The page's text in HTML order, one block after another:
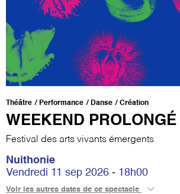
Théâtre Performance Danse Création
WEEKEND PROLONGÉ
Festival des arts vivants émergents
Nuithonie
Vendredi 11 sep 2026 - 18h00
Voir les autres dates de ce spectacle